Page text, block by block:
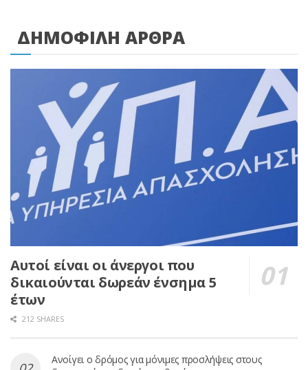
ΔΗΜΟΦΙΛΗ ΑΡΘΡΑ
Αυτοί είναι οι άνεργοι που
δικαιούνται δωρεάν ένσημα 5
έτων
212 SHARES
Ανοίγει ο δρόμος για μόνιμες προσλήψεις στους